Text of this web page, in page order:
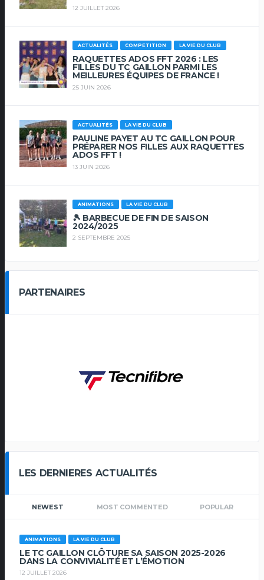
12 JUILLET 2026
ACTUALITÉS COMPETITION LA VIE DU CLUB
RAQUETTES ADOS FFT 2026 : LES
FILLES DU TC GAILLON PARMI LES
MEILLEURES ÉQUIPES DE FRANCE !
25 JUIN 2026
ACTUALITÉS LA VIE DU CLUB
PAULINE PAYET AU TC GAILLON POUR
PRÉPARER NOS FILLES AUX RAQUETTES
ADOS FFT !
13 JUIN 2026
ANIMATIONS LA VIE DU CLUB
🎾 BARBECUE DE FIN DE SAISON
2024/2025
2 SEPTEMBRE 2025
PARTENAIRES
LES DERNIERES ACTUALITÉS
NEWEST MOST COMMENTED POPULAR
ANIMATIONS LA VIE DU CLUB
LE TC GAILLON CLÔTURE SA SAISON 2025-2026
DANS LA CONVIVIALITÉ ET L’ÉMOTION
12 JUILLET 2026